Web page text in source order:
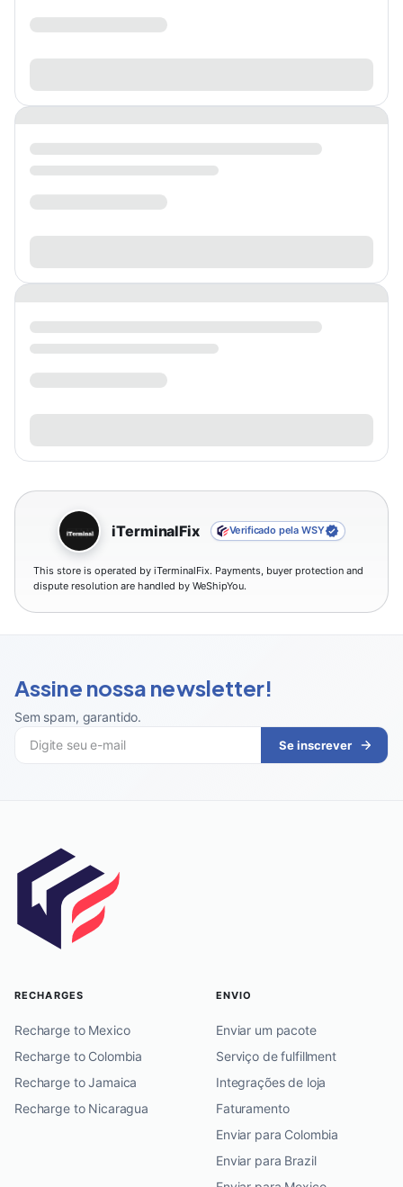
iTerminalFix Verificado pela WSY
This store is operated by iTerminalFix. Payments, buyer protection and
dispute resolution are handled by WeShipYou.
Assine nossa newsletter!
Sem spam, garantido.
Se inscrever
RECHARGES
Recharge to Mexico
Recharge to Colombia
Recharge to Jamaica
Recharge to Nicaragua
ENVIO
Enviar um pacote
Serviço de fulfillment
Integrações de loja
Faturamento
Enviar para Colombia
Enviar para Brazil